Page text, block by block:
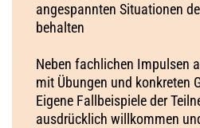
angespannten Situationen
behalten
Neben fachlichen Impulsen
mit Übungen und konkreten
Eigene Fallbeispiele der
ausdrücklich willkommen